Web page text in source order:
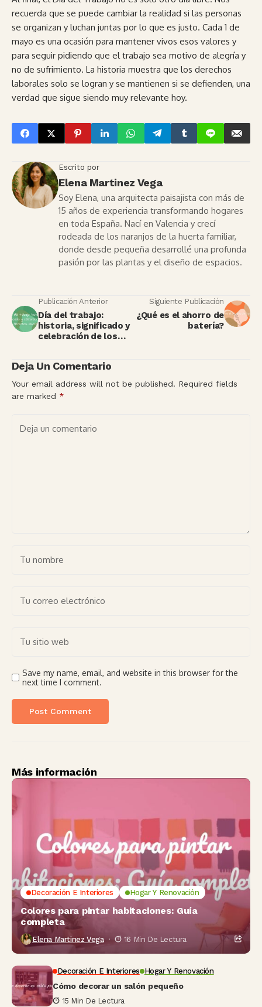
recuerda que se puede cambiar la realidad si las personas
se organizan y luchan juntas por lo que es justo. Cada 1 de
mayo es una ocasión para mantener vivos esos valores y
para seguir pidiendo que el trabajo sea motivo de alegría y
no de sufrimiento. La historia muestra que los derechos
laborales solo se logran y se mantienen si se defienden, una
verdad que sigue siendo muy relevante hoy.
Escrito por
Elena Martinez Vega
Soy Elena, una arquitecta paisajista con más de
15 años de experiencia transformando hogares
en toda España. Nací en Valencia y crecí
rodeada de los naranjos de la huerta familiar,
donde desde pequeña desarrollé una profunda
pasión por las plantas y el diseño de espacios.
Publicación Anterior
Día del trabajo:
historia, significado y
celebración de los
Siguiente Publicación
¿Qué es el ahorro de
batería?
Deja Un Comentario
Your email address will not be published. Required fields
are marked *
Save my name, email, and website in this browser for the
next time I comment.
Más información
Decoración E Interiores Hogar Y Renovación
Colores para pintar habitaciones: Guía
completa
Elena Martinez Vega 16 Min De Lectura
Decoración E Interiores Hogar Y Renovación
Cómo decorar un salón pequeño
15 Min De Lectura